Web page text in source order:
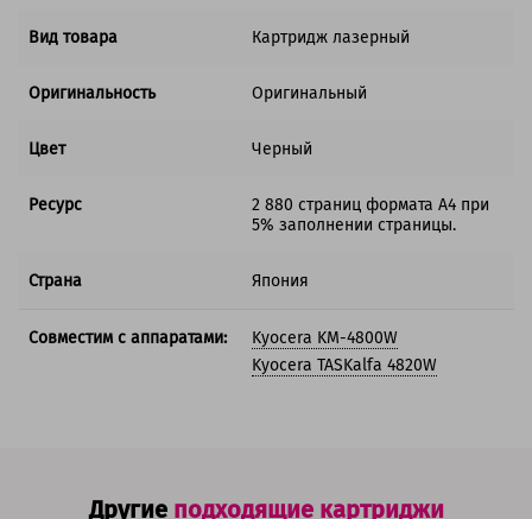
Вид товара Картридж лазерный
Оригинальность Оригинальный
Цвет Черный
Ресурс
2 880 страниц формата А4 при
5% заполнении страницы.
Страна Япония
Совместим с аппаратами:
Kyocera KM-4800W
Kyocera TASKalfa 4820W
Другие подходящие картриджи